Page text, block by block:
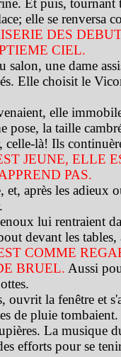
Et puis,
elle se renversa
DES
CIEL.
une dame
Elle choisit le
elle
pose, la taille
celle-là! Ils
JEUNE, ELLE
PAS.
et, après les adieux
lui rentraient
devant les
COMME
BRUEL. Aussi
ouvrit la fenêtre et
de pluie
La musique
efforts pour se